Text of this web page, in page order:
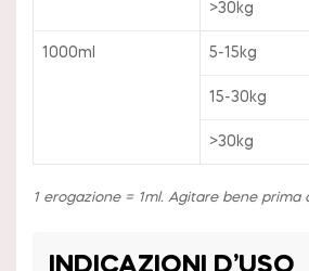
>30kg
1000ml 5-15kg
15-30kg
>30kg
1 erogazione = 1ml. Agitare bene prima